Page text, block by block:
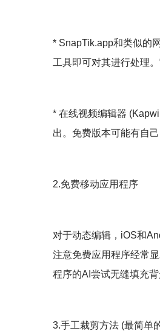
* SnapTik.app和类似的
工具即可对其进行处理
* 在线视频编辑器
出。免费版本可能有自
2.免费移动应用程序
对于动态编辑，iOS和
注意免费应用程序经常
程序的AI尝试无缝填充背
3.手工裁剪方法 (最简单